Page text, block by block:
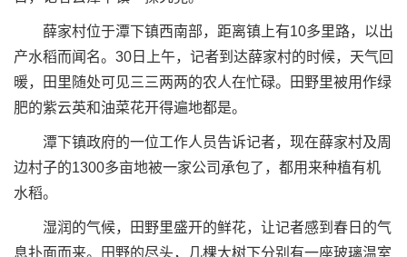
薛家村位于潭下镇西南部，距离镇上有10多里路，以出
产水稻而闻名。30日上午，记者到达薛家村的时候，天气回
暖，田里随处可见三三两两的农人在忙碌。田野里被用作绿
肥的紫云英和油菜花开得遍地都是。
潭下镇政府的一位工作人员告诉记者，现在薛家村及周
边村子的1300多亩地被一家公司承包了，都用来种植有机
水稻。
湿润的气候，田野里盛开的鲜花，让记者感到春日的气
息扑面而来。田野的尽头，几棵大树下分别有一座玻璃温室